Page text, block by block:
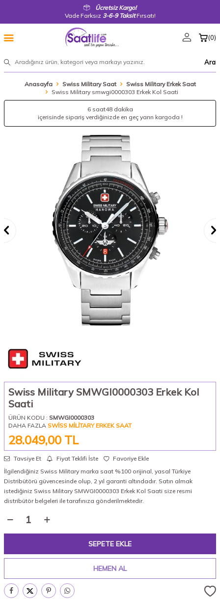
Ücretsiz Kargo!
Vade Farksız 3-6-9 TaksitFırsatı!
Ara
(0)
Anasayfa Swiss Military Saat
Swiss Military Erkek Saat
Swiss Military smwgi0000303 Erkek Kol Saati
6 saat48 dakika
içerisinde sipariş verdiğinizde en geç yarın kargoda !
Swiss Military SMWGI0000303 Erkek Kol
Saati
ÜRÜN KODU : SMWGI0000303
DAHA FAZLA SWISS MILITARY ERKEK SAAT
28.049,00 TL
Tavsiye Et Fiyat Teklifi İste
Favoriye Ekle
İlgilendiğiniz Swiss Military marka saat %100 orijinal, yasal Türkiye
Distribütörü güvencesinde olup, 2 yıl garanti altındadır. Satın almak
istediğiniz Swiss Military SMWGI0000303 Erkek Kol Saati size resmi
distribütör belgeleri ile tarafınıza gönderilmektedir.
SEPETE EKLE
HEMEN AL